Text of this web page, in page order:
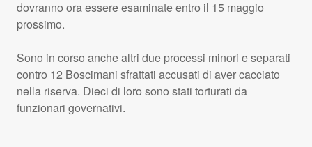
dovranno ora essere esaminate entro il 15 maggio
prossimo.
Sono in corso anche altri due processi minori e separati
contro 12 Boscimani sfrattati accusati di aver cacciato
nella riserva. Dieci di loro sono stati torturati da
funzionari governativi.